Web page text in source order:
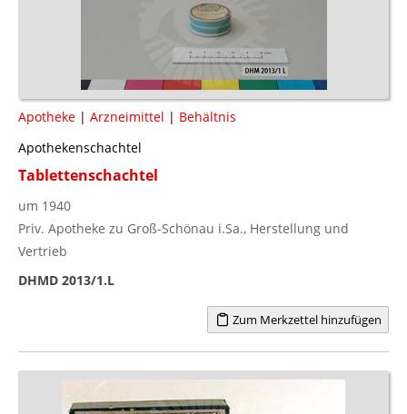
Apotheke | Arzneimittel | Behältnis
Apothekenschachtel
Tablettenschachtel
um 1940
Priv. Apotheke zu Groß-Schönau i.Sa., Herstellung und
Vertrieb
DHMD 2013/1.L
Zum Merkzettel hinzufügen